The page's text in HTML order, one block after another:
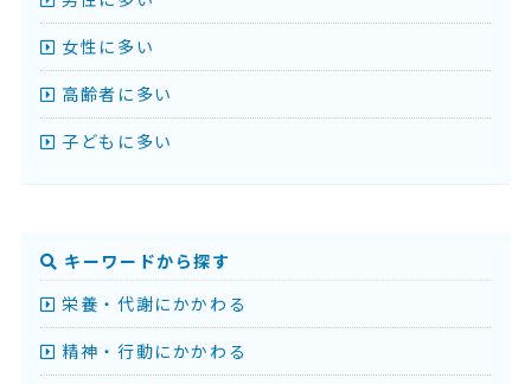
女性に多い
高齢者に多い
子どもに多い
キーワードから探す
栄養・代謝にかかわる
精神・行動にかかわる